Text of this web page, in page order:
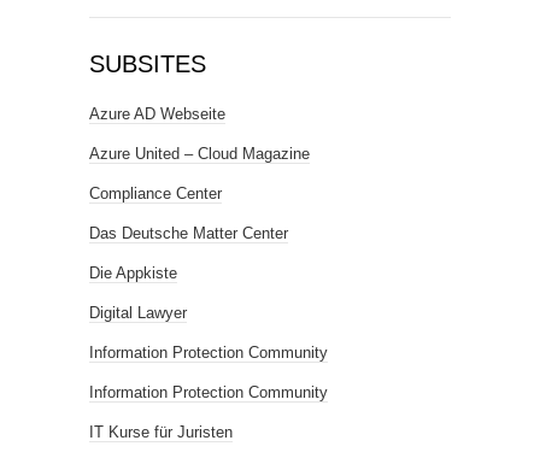
SUBSITES
Azure AD Webseite
Azure United – Cloud Magazine
Compliance Center
Das Deutsche Matter Center
Die Appkiste
Digital Lawyer
Information Protection Community
Information Protection Community
IT Kurse für Juristen